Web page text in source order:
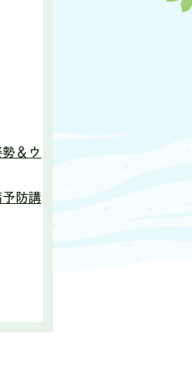
＆ウ
防講